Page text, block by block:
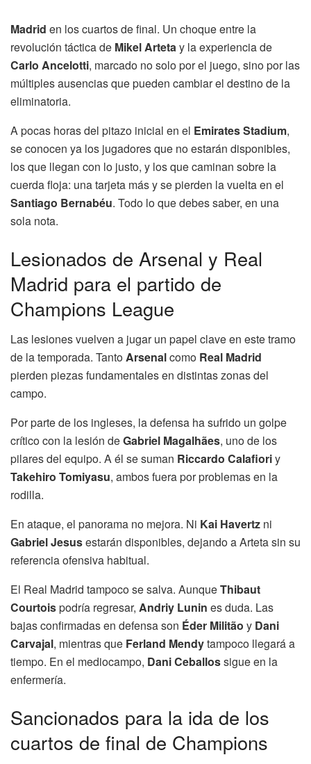
Madrid en los cuartos de final. Un choque entre la
revolución táctica de Mikel Artetay la experiencia de
Carlo Ancelotti, marcado no solo por el juego, sino por las
múltiples ausencias que pueden cambiar el destino de la
eliminatoria.
A pocas horas del pitazo inicial en el Emirates Stadium,
se conocen ya los jugadores que no estarán disponibles,
los que llegan con lo justo, y los que caminan sobre la
cuerda floja: una tarjeta más y se pierden la vuelta en el
Santiago Bernabéu. Todo lo que debes saber, en una
sola nota.
Lesionados de Arsenal y Real
Madrid para el partido de
Champions League
Las lesiones vuelven a jugar un papel clave en este tramo
de la temporada. TantoArsenalcomo Real Madrid
pierden piezas fundamentales en distintas zonas del
campo.
Por parte de los ingleses, la defensa ha sufrido un golpe
crítico con la lesión deGabriel Magalhães, uno de los
pilares del equipo. A él se suman Riccardo Calafioriy
Takehiro Tomiyasu, ambos fuera por problemas en la
rodilla.
En ataque, el panorama no mejora. Ni Kai Havertz ni
Gabriel Jesusestarán disponibles, dejando a Arteta sin su
referencia ofensiva habitual.
El Real Madrid tampoco se salva. AunqueThibaut
Courtoispodría regresar, Andriy Lunin es duda. Las
bajas confirmadas en defensa son Éder Militão y Dani
Carvajal, mientras que Ferland Mendytampoco llegará a
tiempo. En el mediocampo, Dani Ceballossigue en la
enfermería.
Sancionados para la ida de los
cuartos de final de Champions